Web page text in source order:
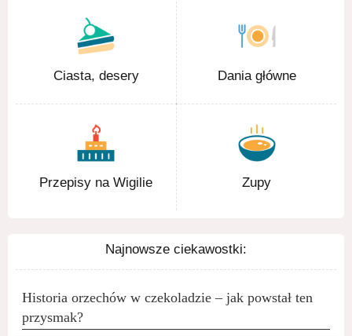
Ciasta, desery Dania główne
Przepisy na Wigilie Zupy
Najnowsze ciekawostki:
Historia orzechów w czekoladzie – jak powstał ten
przysmak?